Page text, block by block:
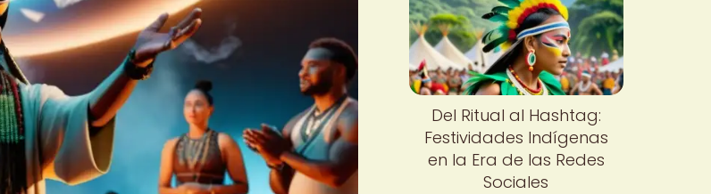
Del Ritual al Hashtag:
Festividades Indígenas
en la Era de las Redes
Sociales